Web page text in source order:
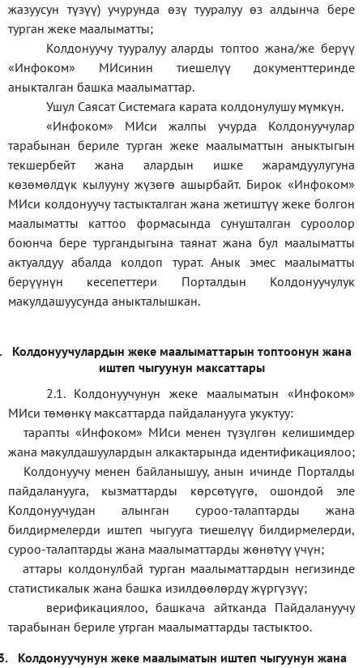
жазуусун түзүү) учурунда өзү тууралуу өз алдынча бере
турган жеке маалыматты;
Колдонуучу тууралуу аларды топтоо жана/же берүү
«Инфоком» МИсинин тиешелүү документтеринде
аныкталган башка маалыматтар.
Ушул Саясат Системага карата колдонулушу мүмкүн.
«Инфоком» МИси жалпы учурда Колдонуучулар
тарабынан бериле турган жеке маалыматтын аныктыгын
текшербейт жана алардын ишке жарамдуулугуна
көзөмөлдүк кылууну жүзөгө ашырбайт. Бирок «Инфоком»
МИси колдонуучу тастыкталган жана жетиштүү жеке болгон
маалыматты каттоо формасында сунушталган суроолор
боюнча бере тургандыгына таянат жана бул маалыматты
актуалдуу абалда колдоп турат. Анык эмес маалыматты
берүүнүн кесепеттери Порталдын Колдонуучулук
макулдашуусунда аныкталышкан.
Колдонуучулардын жеке маалыматтарын топтоонун жана
иштеп чыгуунун максаттары
2.1. Колдонуучунун жеке маалыматын «Инфоком»
МИси төмөнкү максаттарда пайдаланууга укуктуу:
тарапты «Инфоком» МИси менен түзүлгөн келишимдер
жана макулдашуулардын алкактарында идентификациялоо;
Колдонуучу менен байланышуу, анын ичинде Порталды
пайдаланууга, кызматтарды көрсөтүүгө, ошондой эле
Колдонуучудан алынган суроо-талаптарды жана
билдирмелерди иштеп чыгууга тиешелүү билдирмелерди,
суроо-талаптарды жана маалыматтарды жөнөтүү үчүн;
аттары колдонулбай турган маалыматтардын негизинде
статистикалык жана башка изилдөөлөрдү жүргүзүү;
верификациялоо,башкача айтканда Пайдалануучу
тарабынан бериле утрган маалыматтарды тастыктоо.
Колдонуучунун жеке маалыматын иштеп чыгуунун жана